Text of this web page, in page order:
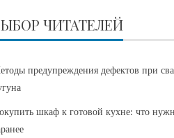
ЧИТАТЕЛЕЙ
предупреждения дефектов при
шкаф к готовой кухне: что